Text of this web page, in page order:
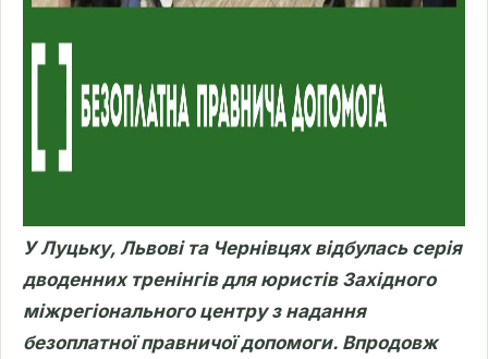
У Луцьку, Львові та Чернівцях відбулась серія
дводенних тренінгів для юристів Західного
міжрегіонального центру з надання
безоплатної правничої допомоги. Впродовж